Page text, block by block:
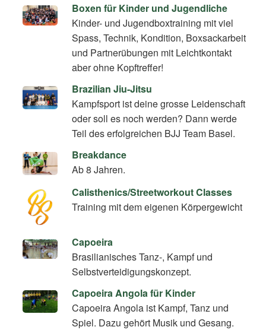
Boxen für Kinder und Jugendliche
Kinder- und Jugendboxtraining mit viel
Spass, Technik, Kondition, Boxsackarbeit
und Partnerübungen mit Leichtkontakt
aber ohne Kopftreffer!
Brazilian Jiu-Jitsu
Kampfsport ist deine grosse Leidenschaft
oder soll es noch werden? Dann werde
Teil des erfolgreichen BJJ Team Basel.
Breakdance
Ab 8 Jahren.
Calisthenics/Streetworkout Classes
Training mit dem eigenen Körpergewicht
Capoeira
Brasilianisches Tanz-, Kampf und
Selbstverteidigungskonzept.
Capoeira Angola für Kinder
Capoeira Angola ist Kampf, Tanz und
Spiel. Dazu gehört Musik und Gesang.